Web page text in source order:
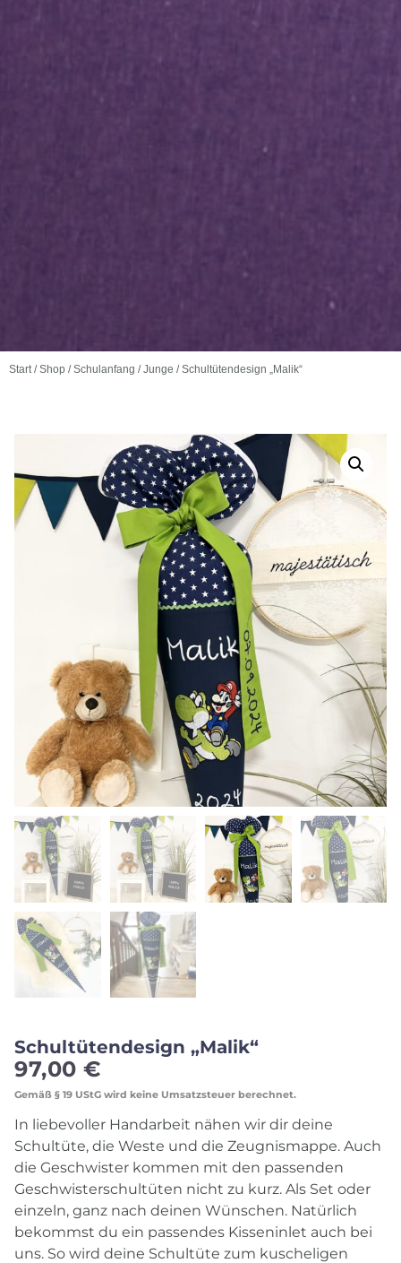
Start/Shop /Schulanfang /Junge / Schultütendesign „Malik“
Schultütendesign „Malik“
97,00 €
Gemäß § 19 UStG wird keine Umsatzsteuer berechnet.
In liebevoller Handarbeit nähen wir dir deine
Schultüte, die Weste und die Zeugnismappe. Auch
die Geschwister kommen mit den passenden
Geschwisterschultüten nicht zu kurz. Als Set oder
einzeln, ganz nach deinen Wünschen. Natürlich
bekommst du ein passendes Kisseninlet auch bei
uns. So wird deine Schultüte zum kuscheligen